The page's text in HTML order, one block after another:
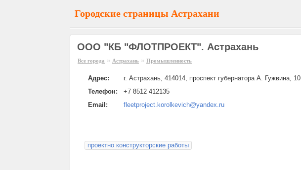
Городские страницы Астрахани
ООО "КБ "ФЛОТПРОЕКТ". Астрахань
Все города » Астрахань » Промышленность
Адрес:
г. Астрахань, 414014, проспект губернатора А. Гужвина, 10
Телефон:
+7 8512 412135
Email:
fleetproject.korolkevich@yandex.ru
проектно конструкторские работы